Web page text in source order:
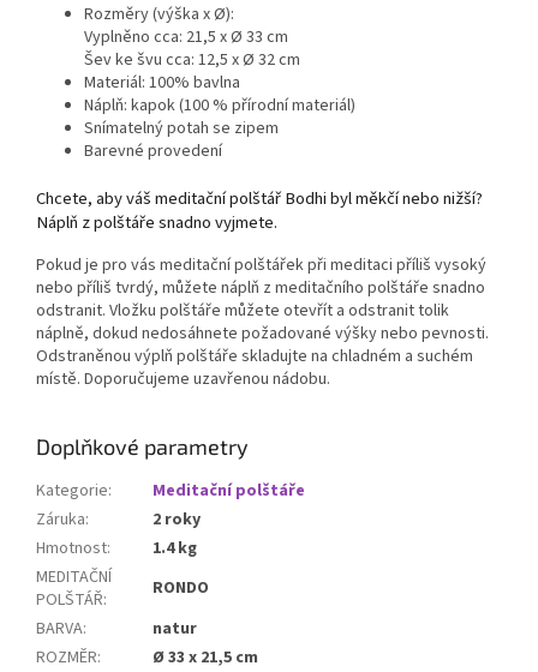
Rozměry (výška x Ø):
Vyplněno cca: 21,5 x Ø 33 cm
Šev ke švu cca: 12,5 x Ø 32 cm
Materiál: 100% bavlna
Náplň: kapok (100 % přírodní materiál)
Snímatelný potah se zipem
Barevné provedení
Chcete, aby váš meditační polštář Bodhi byl měkčí nebo nižší?
Náplň z polštáře snadno vyjmete.
Pokud je pro vás meditační polštářek při meditaci příliš vysoký
nebo příliš tvrdý, můžete náplň z meditačního polštáře snadno
odstranit. Vložku polštáře můžete otevřít a odstranit tolik
náplně, dokud nedosáhnete požadované výšky nebo pevnosti.
Odstraněnou výplň polštáře skladujte na chladném a suchém
místě. Doporučujeme uzavřenou nádobu.
Doplňkové parametry
Kategorie:
Meditační polštáře
Záruka:
2 roky
Hmotnost:
1.4 kg
MEDITAČNÍ
POLŠTÁŘ:
RONDO
BARVA:
natur
ROZMĚR:
Ø 33 x 21,5 cm